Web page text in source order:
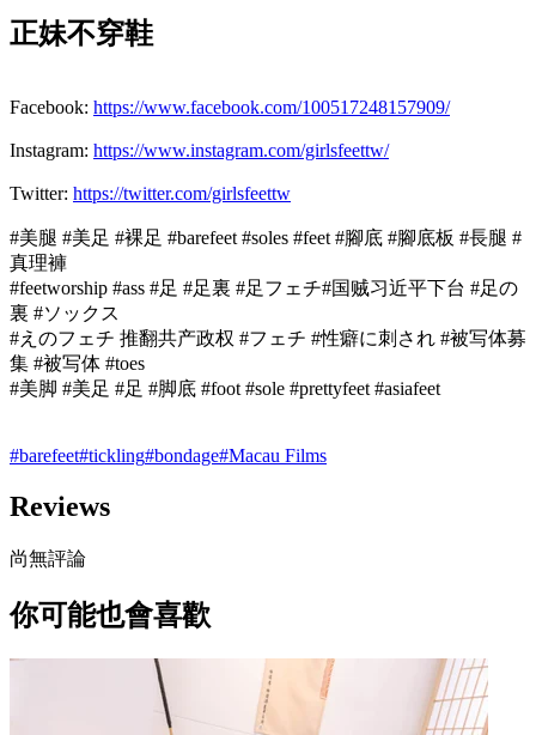
正妹不穿鞋
Facebook: https://www.facebook.com/100517248157909/
Instagram: https://www.instagram.com/girlsfeettw/
Twitter: https://twitter.com/girlsfeettw
#美腿 #美足 #裸足 #barefeet #soles #feet #腳底 #腳底板 #長腿 #
真理褲
#feetworship #ass #足 #足裏 #足フェチ#国贼习近平下台 #足の
裏 #ソックス
#えのフェチ 推翻共产政权 #フェチ #性癖に刺され #被写体募
集 #被写体 #toes
#美脚 #美足 #足 #脚底 #foot #sole #prettyfeet #asiafeet
#barefeet#tickling#bondage#Macau Films
Reviews
尚無評論
你可能也會喜歡